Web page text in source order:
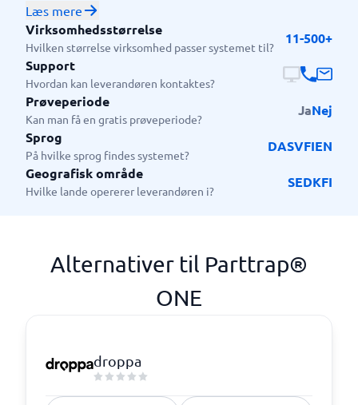
egnet til?
Parttrap One B2B e-commerce er velegnet til B2B-
virksomheder i forskellige brancher, herunder
produktion, distribution og engroshandel. Ideel til
virksomheder, der ønsker at forbedre deres digitale
tilstedeværelse og effektivisere handelsprocesser.
Platformen er skalerbar og kan tilpasses for at
imødekomme behovene hos virksomheder i
forskellige størrelser, og er derfor godt egnet til de
fleste virksomheder.
Læs mere
Virksomhedsstørrelse
Hvilken størrelse virksomhed passer systemet til?
11-500+
Support
Hvordan kan leverandøren kontaktes?
Prøveperiode
Kan man få en gratis prøveperiode?
JaNej
Sprog
På hvilke sprog findes systemet?
DASVFIEN
Geografisk område
Hvilke lande opererer leverandøren i?
SEDKFI
Alternativer til Parttrap®
ONE
droppa